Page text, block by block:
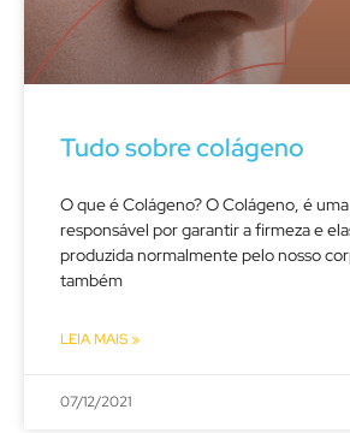
Tudo sobre colágeno
O que é Colágeno? O Colágeno, é
responsável por garantir a firmeza e
produzida normalmente pelo nosso
também
LEIA MAIS »
07/12/2021